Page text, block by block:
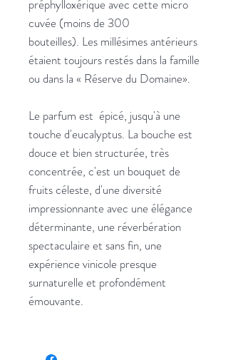
préphylloxérique avec cette micro
cuvée (moins de 300
bouteilles). Les millésimes antérieurs
étaient toujours restés dans la famille
ou dans la « Réserve du Domaine».
Le parfum est épicé, jusqu'à une
touche d'eucalyptus. La bouche est
douce et bien structurée, très
concentrée, c'est un bouquet de
fruits céleste, d'une diversité
impressionnante avec une élégance
déterminante, une réverbération
spectaculaire et sans fin, une
expérience vinicole presque
surnaturelle et profondément
émouvante.